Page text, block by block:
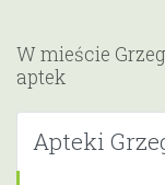
W mieście
aptek
Apteki